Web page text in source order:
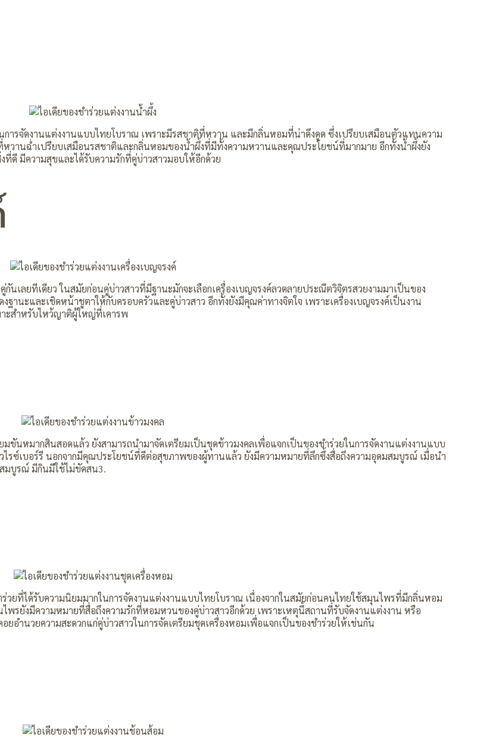
ารจัดงานแต่งงานแบบไทยโบราณ เพราะมีรสชาติที่หวาน และมีกลิ่นหอมที่น่าดึงดูด ซึ่งเปรียบเสมือนตัวแทนความ
หวานฉ่ำเปรียบเสมือนรสชาติและกลิ่นหอมของน้ำผึ้งที่มีทั้งความหวานและคุณประโยชน์ที่มากมาย อีกทั้งน้ำผึ้งยัง
ดี มีความสุขและได้รับความรักที่คู่บ่าวสาวมอบให้อีกด้วย
เลยทีเดียว ในสมัยก่อนคู่บ่าวสาวที่มีฐานะมักจะเลือกเครื่องเบญจรงค์ลวดลายประณีตวิจิตรสวยงามมาเป็นของ
านะและเชิดหน้าชูตาให้กับครอบครัวและคู่บ่าวสาว อีกทั้งยังมีคุณค่าทางจิตใจ เพราะเครื่องเบญจรงค์เป็นงาน
ะสำหรับไหว้ญาติผู้ใหญ่ที่เคารพ
ขันหมากสินสอดแล้ว ยังสามารถนำมาจัดเตรียมเป็นชุดข้าวมงคลเพื่อแจกเป็นของชำร่วยในการจัดงานแต่งงานแบบ
ไรซ์เบอร์รี นอกจากมีคุณประโยชน์ที่ดีต่อสุขภาพของผู้ทานแล้ว ยังมีความหมายที่ลึกซึ้งสื่อถึงความอุดมสมบูรณ์ เมื่อนำ
มบูรณ์ มีกินมีใช้ไม่ขัดสน3.
ยที่ได้รับความนิยมมากในการจัดงานแต่งงานแบบไทยโบราณ เนื่องจากในสมัยก่อนคนไทยใช้สมุนไพรที่มีกลิ่นหอม
พรยังมีความหมายที่สื่อถึงความรักที่หอมหวนของคู่บ่าวสาวอีกด้วย เพราะเหตุนี้สถานที่รับจัดงานแต่งงาน หรือ
ำนวยความสะดวกแก่คู่บ่าวสาวในการจัดเตรียมชุดเครื่องหอมเพื่อแจกเป็นของชำร่วยให้เช่นกัน